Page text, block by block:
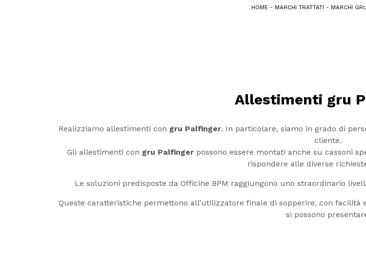
HOME - MARCHI TRATTATI - MARCHI GRU
Allestimenti gru
Realizziamo allestimenti con gru Palfinger. In particolare, siamo in grado di
cliente.
Gli allestimenti con gru Palfinger possono essere montati anche su cassoni
rispondere alle diverse
Le soluzioni predisposte da Officine BPM raggiungono uno straordinario
Queste caratteristiche permettono all’utilizzatore finale di sopperire, con
si possono